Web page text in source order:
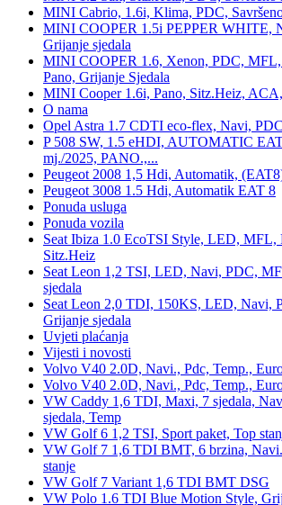
MINI Cabrio, 1.6i, Klima, PDC,
MINI COOPER 1.5i PEPPER WHITE,
Grijanje sjedala
MINI COOPER 1.6, Xenon, PDC,
Pano, Grijanje Sjedala
MINI Cooper 1.6i, Pano, Sitz.Heiz,
O nama
Opel Astra 1.7 CDTI eco-flex, Navi,
P 508 SW, 1.5 eHDI, AUTOMATIC
mj./2025, PANO.,...
Peugeot 2008 1,5 Hdi, Automatik,
Peugeot 3008 1.5 Hdi, Automatik EAT 8
Ponuda usluga
Ponuda vozila
Seat Ibiza 1.0 EcoTSI Style, LED, MFL,
Sitz.Heiz
Seat Leon 1,2 TSI, LED, Navi, PDC,
sjedala
Seat Leon 2,0 TDI, 150KS, LED, Navi,
Grijanje sjedala
Uvjeti plaćanja
Vijesti i novosti
Volvo V40 2.0D, Navi., Pdc, Temp.,
Volvo V40 2.0D, Navi., Pdc, Temp.,
VW Caddy 1,6 TDI, Maxi, 7 sjedala,
sjedala, Temp
VW Golf 6 1,2 TSI, Sport paket, Top
VW Golf 7 1,6 TDI BMT, 6 brzina,
stanje
VW Golf 7 Variant 1,6 TDI BMT DSG
VW Polo 1.6 TDI Blue Motion Style,